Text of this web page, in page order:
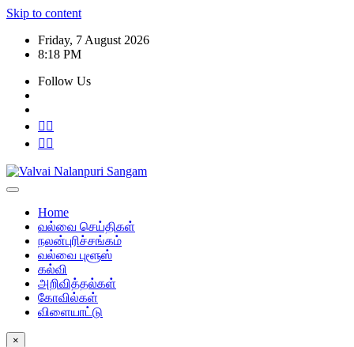
Skip to content
Friday, 7 August 2026
8:18 PM
Follow Us
Home
வல்வை செய்திகள்
நலன்புரிச்சங்கம்
வல்வை புளூஸ்
கல்வி
அறிவித்தல்கள்
கோவில்கள்
விளையாட்டு
×